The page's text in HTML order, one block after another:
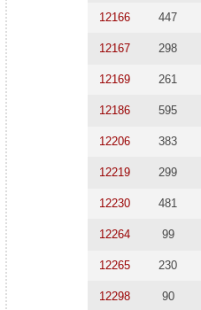
12166 447
12167 298
12169 261
12186 595
12206 383
12219 299
12230 481
12264 99
12265 230
12298 90